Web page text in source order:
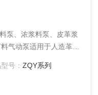
泵、浓浆料泵、皮革浆
气动泵适用于人造革、
的高低浓度的液体介质
号：ZQY系列